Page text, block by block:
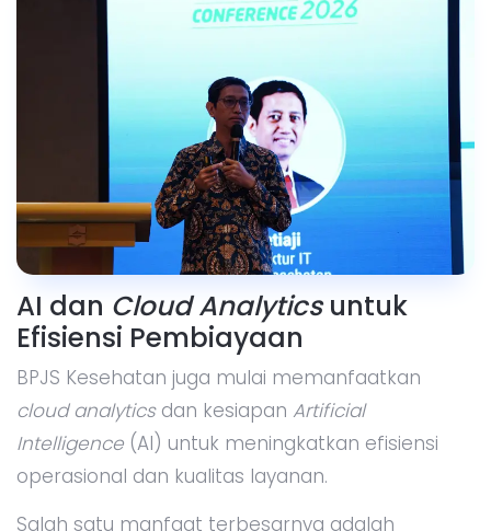
AI dan Cloud Analyticsuntuk
Efisiensi Pembiayaan
BPJS Kesehatan juga mulai memanfaatkan
cloud analyticsdan kesiapan Artificial
Intelligence (AI) untuk meningkatkan efisiensi
operasional dan kualitas layanan.
Salah satu manfaat terbesarnya adalah